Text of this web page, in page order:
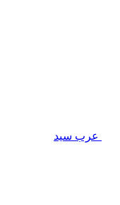
عرب سيد